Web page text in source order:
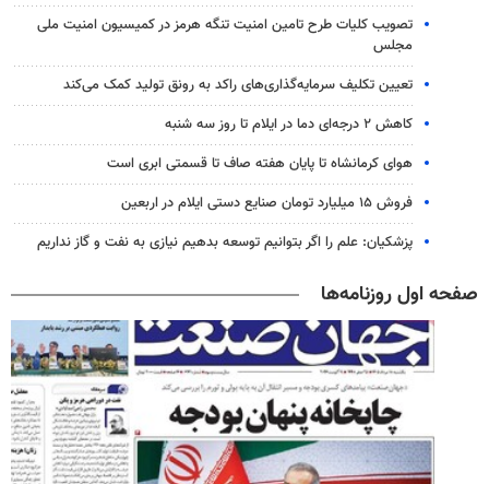
تصویب کلیات طرح تامین امنیت تنگه هرمز در کمیسیون امنیت ملی
مجلس
تعیین تکلیف سرمایه‌گذاری‌های راکد به رونق تولید کمک می‌کند
کاهش ۲ درجه‌ای دما در ایلام تا روز سه شنبه
هوای کرمانشاه تا پایان هفته صاف تا قسمتی ابری است
فروش ۱۵ میلیارد تومان صنایع دستی ایلام در اربعین
پزشکیان: علم را اگر بتوانیم توسعه بدهیم نیازی به نفت و گاز نداریم
صفحه اول روزنامه‌ها